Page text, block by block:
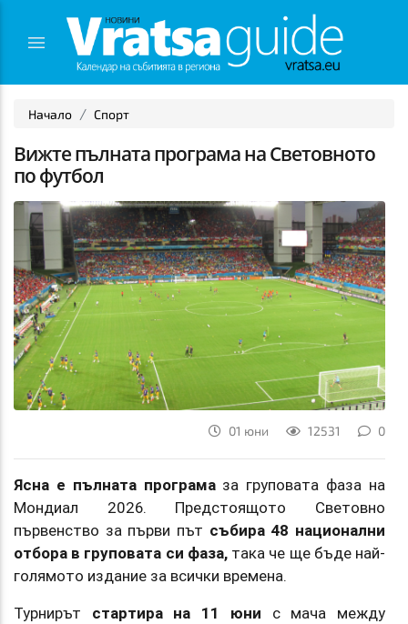
Начало Спорт
Вижте пълната програма на Световното
по футбол
01 юни 12531 0
Ясна е пълната програмаза груповата фаза на
Мондиал 2026. Предстоящото Световно
първенство за първи път събира 48 национални
отбора в груповата си фаза, така че ще бъде най-
голямото издание за всички времена.
Турнирът стартира на 11 юни с мача между